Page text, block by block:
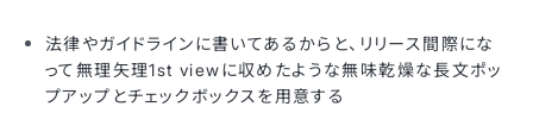
法律やガイドラインに書いてあるからと、リリース間際にな
って無理矢理1st viewに収めたような無味乾燥な長文ポッ
プアップとチェックボックスを用意する